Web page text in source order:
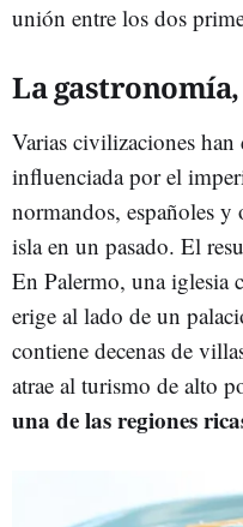
unión entre los dos
La
Varias civilizaciones
influenciada por el
normandos, españoles
isla en un pasado. El
En Palermo, una iglesia
erige al lado de un
contiene decenas de
atrae al turismo de alto
una de las regiones